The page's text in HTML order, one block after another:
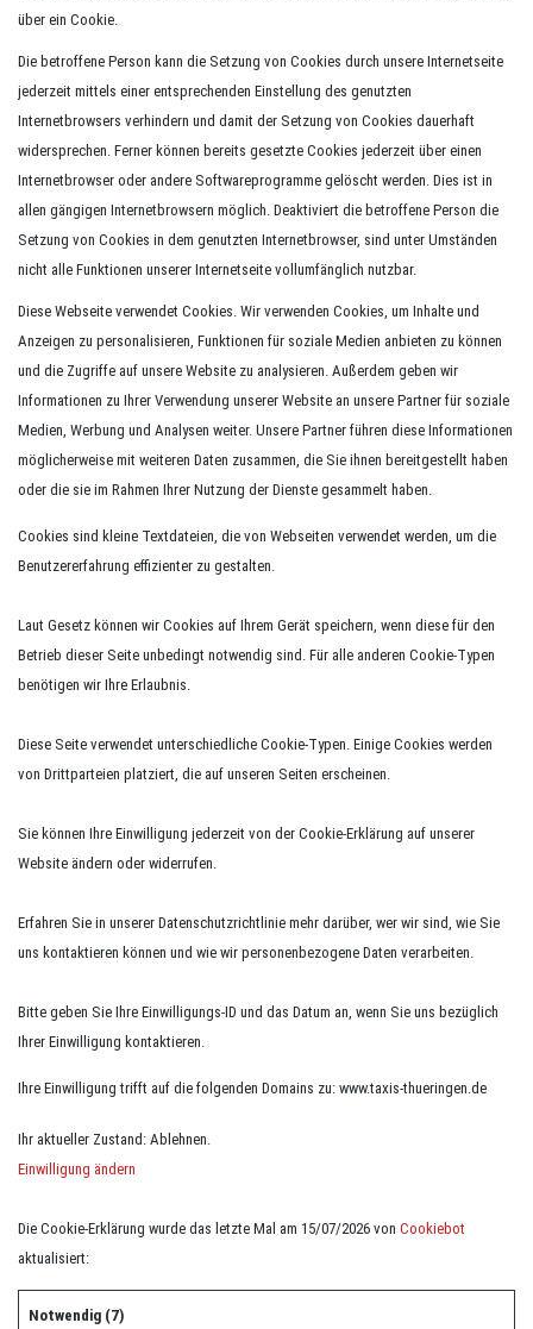
über ein Cookie.
Die betroffene Person kann die Setzung von Cookies durch unsere Internetseite
jederzeit mittels einer entsprechenden Einstellung des genutzten
Internetbrowsers verhindern und damit der Setzung von Cookies dauerhaft
widersprechen. Ferner können bereits gesetzte Cookies jederzeit über einen
Internetbrowser oder andere Softwareprogramme gelöscht werden. Dies ist in
allen gängigen Internetbrowsern möglich. Deaktiviert die betroffene Person die
Setzung von Cookies in dem genutzten Internetbrowser, sind unter Umständen
nicht alle Funktionen unserer Internetseite vollumfänglich nutzbar.
Diese Webseite verwendet Cookies. Wir verwenden Cookies, um Inhalte und
Anzeigen zu personalisieren, Funktionen für soziale Medien anbieten zu können
und die Zugriffe auf unsere Website zu analysieren. Außerdem geben wir
Informationen zu Ihrer Verwendung unserer Website an unsere Partner für soziale
Medien, Werbung und Analysen weiter. Unsere Partner führen diese Informationen
möglicherweise mit weiteren Daten zusammen, die Sie ihnen bereitgestellt haben
oder die sie im Rahmen Ihrer Nutzung der Dienste gesammelt haben.
Cookies sind kleine Textdateien, die von Webseiten verwendet werden, um die
Benutzererfahrung effizienter zu gestalten.
Laut Gesetz können wir Cookies auf Ihrem Gerät speichern, wenn diese für den
Betrieb dieser Seite unbedingt notwendig sind. Für alle anderen Cookie-Typen
benötigen wir Ihre Erlaubnis.
Diese Seite verwendet unterschiedliche Cookie-Typen. Einige Cookies werden
von Drittparteien platziert, die auf unseren Seiten erscheinen.
Sie können Ihre Einwilligung jederzeit von der Cookie-Erklärung auf unserer
Website ändern oder widerrufen.
Erfahren Sie in unserer Datenschutzrichtlinie mehr darüber, wer wir sind, wie Sie
uns kontaktieren können und wie wir personenbezogene Daten verarbeiten.
Bitte geben Sie Ihre Einwilligungs-ID und das Datum an, wenn Sie uns bezüglich
Ihrer Einwilligung kontaktieren.
Ihre Einwilligung trifft auf die folgenden Domains zu: www.taxis-thueringen.de
Ihr aktueller Zustand: Ablehnen.
Einwilligung ändern
Die Cookie-Erklärung wurde das letzte Mal am 15/07/2026 von Cookiebot
aktualisiert:
Notwendig (7)